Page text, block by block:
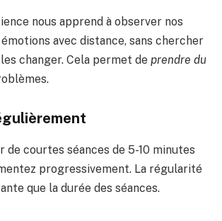
nous apprend à observer nos
avec distance, sans chercher
changer. Cela permet de prendre du
de courtes séances de 5-10 minutes
progressivement. La régularité
que la durée des séances.